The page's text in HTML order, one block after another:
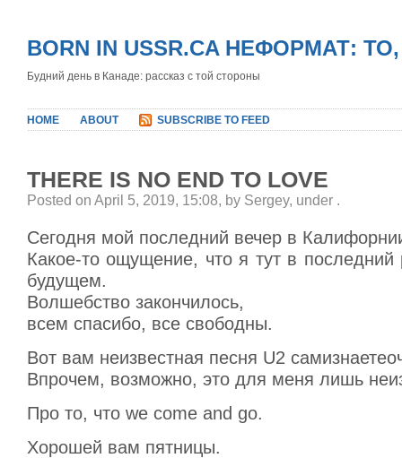
BORN IN USSR.CA НЕФОРМАТ:
Будний день в Канаде: рассказ с той стороны
HOME ABOUT SUBSCRIBE TO FEED
THERE IS NO END TO LOVE
Posted on April 5, 2019, 15:08, by Sergey, under .
Сегодня мой последний вечер в
Какое-то ощущение, что я тут в
будущем.
Волшебство закончилось,
всем спасибо, все свободны.
Вот вам неизвестная песня U2
Впрочем, возможно, это для меня лишь
Про то, что we come and go.
Хорошей вам пятницы.